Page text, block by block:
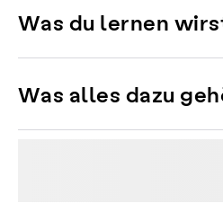
Was du lernen
Was alles dazu